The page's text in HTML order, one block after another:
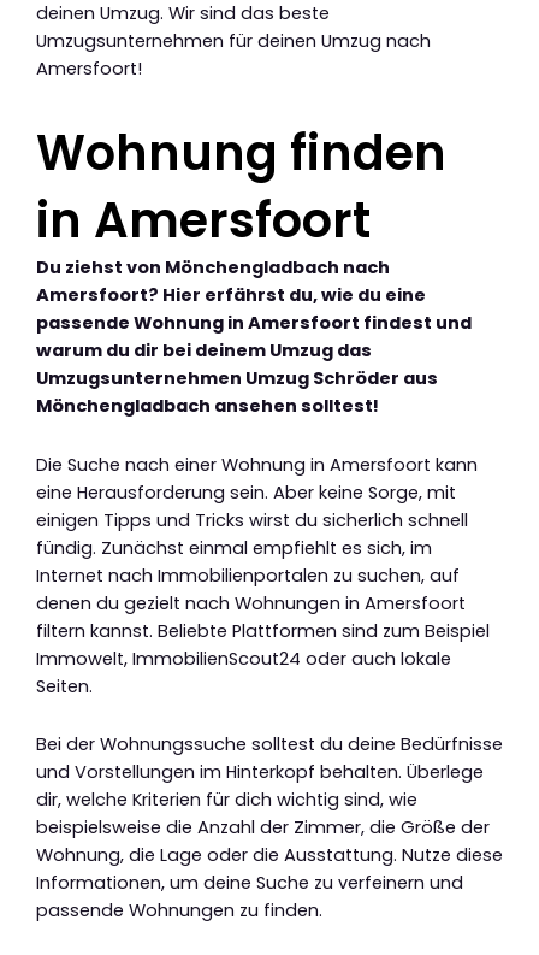
deinen Umzug. Wir sind das beste
Umzugsunternehmen für deinen Umzug nach
Amersfoort!
Wohnung finden
in Amersfoort
Du ziehst von Mönchengladbach nach
Amersfoort? Hier erfährst du, wie du eine
passende Wohnung in Amersfoort findest und
warum du dir bei deinem Umzug das
Umzugsunternehmen Umzug Schröder aus
Mönchengladbach ansehen solltest!
Die Suche nach einer Wohnung in Amersfoort kann
eine Herausforderung sein. Aber keine Sorge, mit
einigen Tipps und Tricks wirst du sicherlich schnell
fündig. Zunächst einmal empfiehlt es sich, im
Internet nach Immobilienportalen zu suchen, auf
denen du gezielt nach Wohnungen in Amersfoort
filtern kannst. Beliebte Plattformen sind zum Beispiel
Immowelt, ImmobilienScout24 oder auch lokale
Seiten.
Bei der Wohnungssuche solltest du deine Bedürfnisse
und Vorstellungen im Hinterkopf behalten. Überlege
dir, welche Kriterien für dich wichtig sind, wie
beispielsweise die Anzahl der Zimmer, die Größe der
Wohnung, die Lage oder die Ausstattung. Nutze diese
Informationen, um deine Suche zu verfeinern und
passende Wohnungen zu finden.